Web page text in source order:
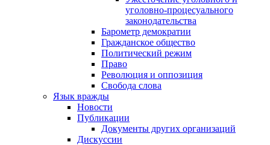
уголовно-процесуального
законодательства
Барометр демократии
Гражданское общество
Политический режим
Право
Революция и оппозиция
Свобода слова
Язык вражды
Новости
Публикации
Документы других организаций
Дискуссии